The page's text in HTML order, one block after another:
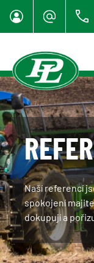
Naší referencí
spokojení
dokupují a